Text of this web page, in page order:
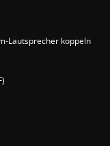
Lautsprecher koppeln